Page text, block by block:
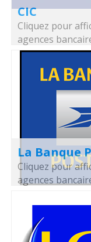
CIC
Cliquez pour
agences
La Banque
Cliquez pour
agences